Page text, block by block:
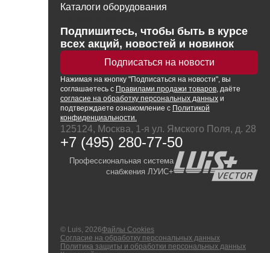
Каталоги оборудования
Подпишитесь, чтобы быть в курсе
всех акций, новостей и новинок
Подписаться на новости
Нажимая на кнопку "Подписаться на новости", вы
соглашаетесь с Правилами продажи товаров, даёте
согласие на обработку персональных данных и
подтверждаете ознакомление с Политикой
конфиденциальности.
125124, Москва, 1-я ул. Ямского Поля, д. 28
+7 (495) 280-77-50
Профессиональная система
снабжения ЛУИС+
© Luis, 2026Файлы Cookies
Согласие на обработку персональных данных
Политика защиты и обработки персональных данных